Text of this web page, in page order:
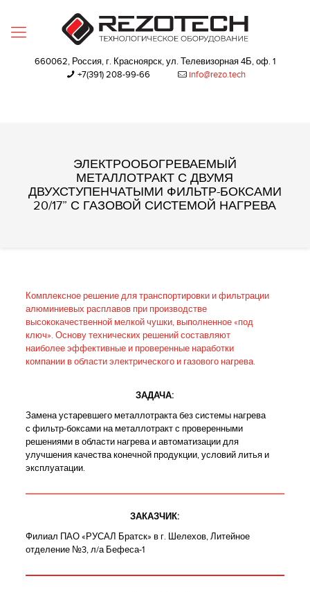
660062, Россия, г. Красноярск, ул. Телевизорная 4Б, оф. 1
+7(391) 208-99-66‬
info@rezo.tech
ЭЛЕКТРООБОГРЕВАЕМЫЙ
МЕТАЛЛОТРАКТ С ДВУМЯ
ДВУХСТУПЕНЧАТЫМИ ФИЛЬТР-БОКСАМИ
20/17” С ГАЗОВОЙ СИСТЕМОЙ НАГРЕВА
Комплексное решение для транспортировки и фильтрации
алюминиевых расплавов при производстве
высококачественной мелкой чушки, выполненное «под
ключ». Основу технических решений составляют
наиболее эффективные и проверенные наработки
компании в области электрического и газового нагрева.
ЗАДАЧА:
Замена устаревшего металлотракта без системы нагрева
с фильтр-боксами на металлотракт с проверенными
решениями в области нагрева и автоматизации для
улучшения качества конечной продукции, условий литья и
эксплуатации.
ЗАКАЗЧИК:
Филиал ПАО «РУСАЛ Братск» в г. Шелехов, Литейное
отделение №3, л/а Бефеса-1